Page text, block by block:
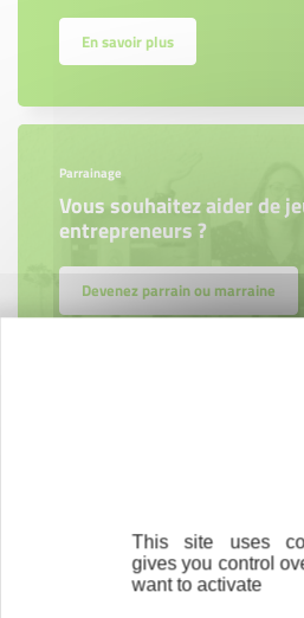
En savoir plus
Parrainage
Vous souhaitez aider de
entrepreneurs ?
Devenez parrain ou marraine
Devenez bénévole
This site uses
gives you control
want to activate